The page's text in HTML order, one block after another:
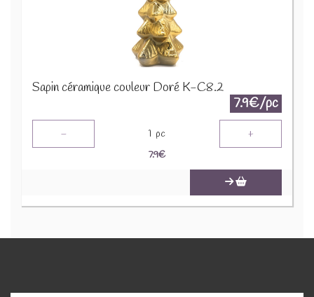
Sapin céramique couleur Doré K-C8.2
7.9€/pc
- 1 pc +
7.9€